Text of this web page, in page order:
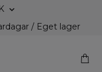
/ Eget lager